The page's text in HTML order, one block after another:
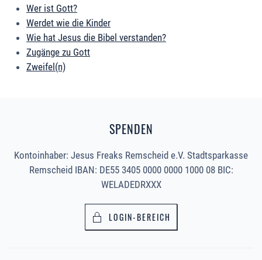
Wer ist Gott?
Werdet wie die Kinder
Wie hat Jesus die Bibel verstanden?
Zugänge zu Gott
Zweifel(n)
SPENDEN
Kontoinhaber: Jesus Freaks Remscheid e.V. Stadtsparkasse
Remscheid IBAN: DE55 3405 0000 0000 1000 08 BIC:
WELADEDRXXX
LOGIN-BEREICH